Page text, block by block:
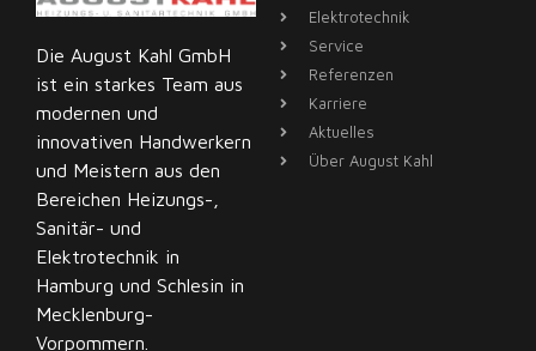
Die August Kahl GmbH
ist ein starkes Team aus
modernen und
innovativen Handwerkern
und Meistern aus den
Bereichen Heizungs-,
Sanitär- und
Elektrotechnik in
Hamburg und Schlesin in
Mecklenburg-
Vorpommern.
Elektrotechnik
Service
Referenzen
Karriere
Aktuelles
Über August Kahl